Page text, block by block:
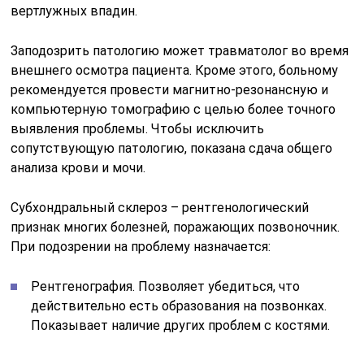
вертлужных впадин.
Заподозрить патологию может травматолог во время
внешнего осмотра пациента. Кроме этого, больному
рекомендуется провести магнитно-резонансную и
компьютерную томографию с целью более точного
выявления проблемы. Чтобы исключить
сопутствующую патологию, показана сдача общего
анализа крови и мочи.
Субхондральный склероз – рентгенологический
признак многих болезней, поражающих позвоночник.
При подозрении на проблему назначается:
Рентгенография. Позволяет убедиться, что
действительно есть образования на позвонках.
Показывает наличие других проблем с костями.